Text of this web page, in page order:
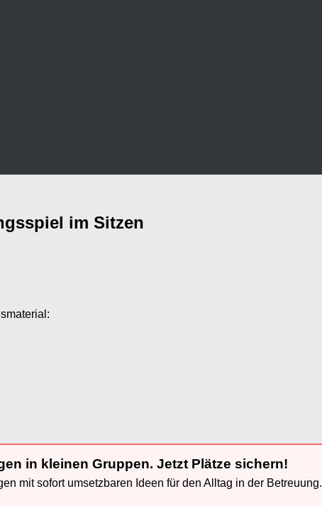
im Sitzen
in kleinen Gruppen. Jetzt Plätze sichern!
mit sofort umsetzbaren Ideen für den Alltag in der Betreuung.